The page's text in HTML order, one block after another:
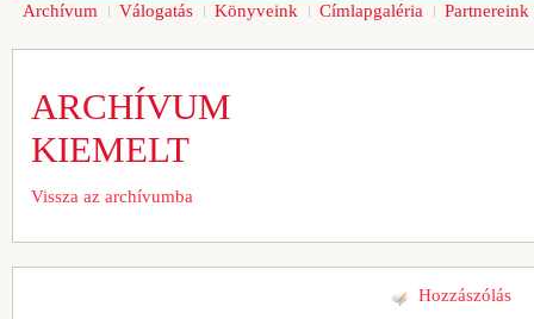
Archívum Válogatás Könyveink Címlapgaléria Partnereink
ARCHÍVUM
KIEMELT
Vissza az archívumba
Hozzászólás